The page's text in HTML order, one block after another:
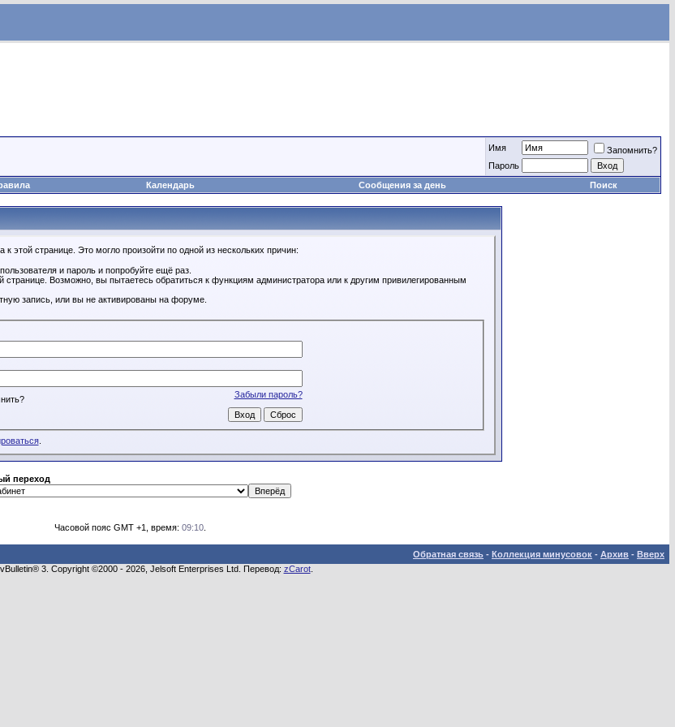
Имя
Запомнить?
Пароль
Календарь Сообщения за день Поиск
этой странице. Это могло произойти по одной из нескольких причин:
и пароль и попробуйте ещё раз.
странице. Возможно, вы пытаетесь обратиться к функциям администратора или к другим привилегированным
запись, или вы не активированы на форуме.
Забыли пароль?
.
переход
Часовой пояс GMT +1, время: 09:10.
Обратная связь - Коллекция минусовок - Архив - Вверх
3. Copyright ©2000 - 2026, Jelsoft Enterprises Ltd. Перевод: zCarot.